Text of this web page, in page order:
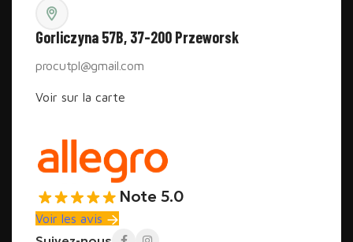
Gorliczyna 57B, 37-200 Przeworsk
procutpl@gmail.com
Voir sur la carte
Note 5.0
Voir les avis